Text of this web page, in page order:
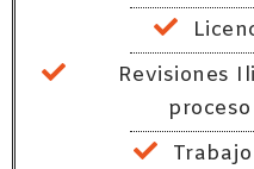
Revisiones